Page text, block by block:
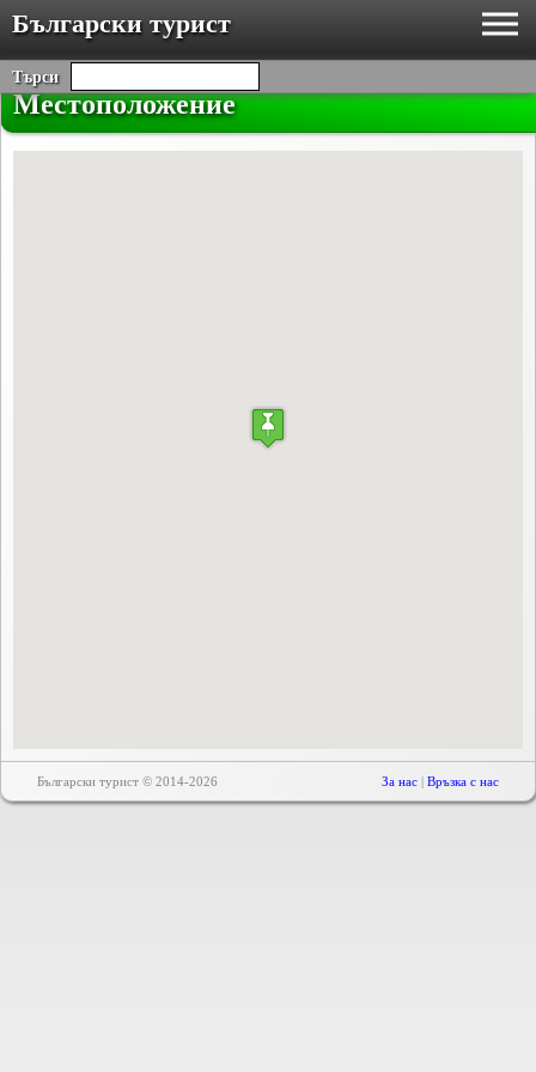
Български турист
Търси
Местоположение
Български турист © 2014-2026 За нас | Връзка с нас